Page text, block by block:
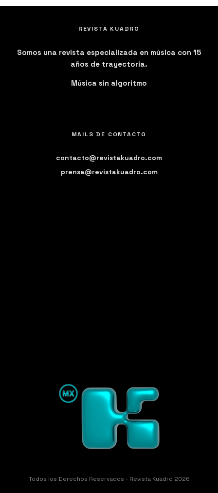
REVISTA KUADRO
Somos una revista especializada en música con 15
años de trayectoria.
Música sin algoritmo
MAILS DE CONTACTO
contacto@revistakuadro.com
prensa@revistakuadro.com
Todos los Derechos Reservados - Revista Kuadro 2026